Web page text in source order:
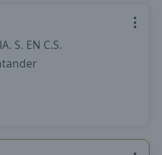
S. EN C.S.